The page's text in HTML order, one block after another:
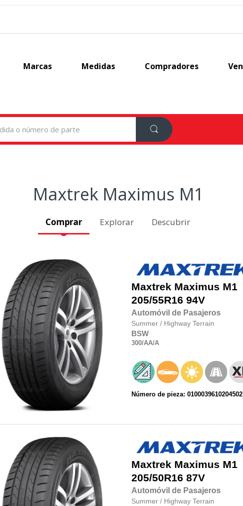
Marcas Medidas Compradores
Maxtrek Maximus M1
Comprar Explorar Descubrir
Maxtrek Maximus M1
205/55R16 94V
Automóvil de Pasajeros
Summer / Highway Terrain
BSW
300/AA/A
Número de pieza:
Maxtrek Maximus M1
205/50R16 87V
Automóvil de Pasajeros
Summer / Highway Terrain